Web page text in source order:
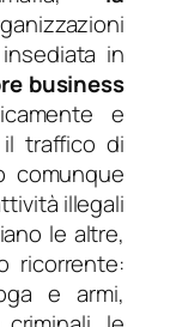
in
business
e
il traffico di
comunque
illegali
le altre,
ricorrente:
e armi,